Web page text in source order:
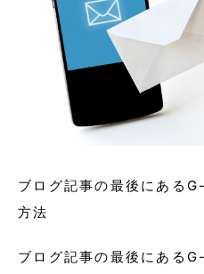
ブログ記事の最後にある
方法
ブログ記事の最後にある